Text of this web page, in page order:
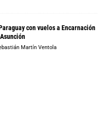
con vuelos a Encarnación
Martín Ventola